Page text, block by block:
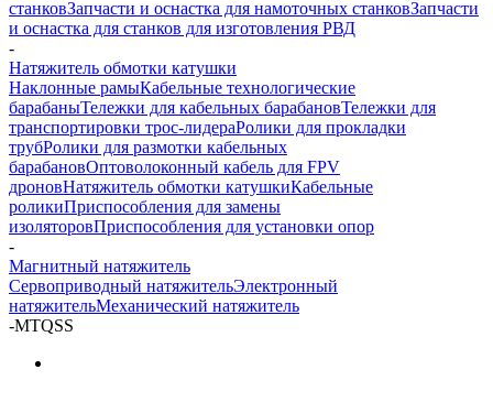
станковЗапчасти и оснастка для намоточных станковЗапчасти
и оснастка для станков для изготовления РВД
-
Натяжитель обмотки катушки
Наклонные рамыКабельные технологические
барабаныТележки для кабельных барабановТележки для
транспортировки трос-лидераРолики для прокладки
трубРолики для размотки кабельных
барабановОптоволоконный кабель для FPV
дроновНатяжитель обмотки катушкиКабельные
роликиПриспособления для замены
изоляторовПриспособления для установки опор
-
Магнитный натяжитель
Сервоприводный натяжительЭлектронный
натяжительМеханический натяжитель
-MTQSS